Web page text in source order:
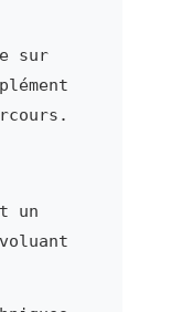
sur
un